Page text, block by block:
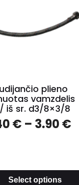
plieno
vamzdelis
iš sr. d3/8×3/8
€– 3.90€
Select options